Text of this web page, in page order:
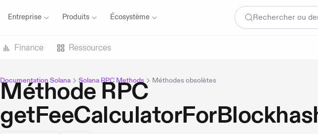
Entreprise Produits Écosystème Rechercher ou
Finance Ressources
Documentation Solana Solana RPC Methods Méthodes obsolètes
Méthode RPC